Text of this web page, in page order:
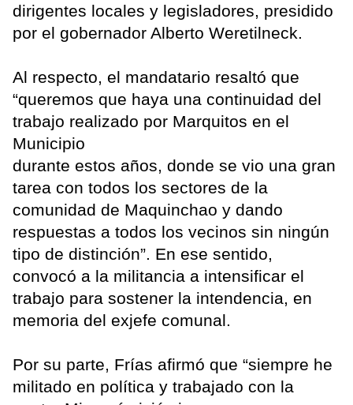
dirigentes locales y legisladores, presidido
por el gobernador Alberto Weretilneck.
Al respecto, el mandatario resaltó que
“queremos que haya una continuidad del
trabajo realizado por Marquitos en el
Municipio
durante estos años, donde se vio una gran
tarea con todos los sectores de la
comunidad de Maquinchao y dando
respuestas a todos los vecinos sin ningún
tipo de distinción”. En ese sentido,
convocó a la militancia a intensificar el
trabajo para sostener la intendencia, en
memoria del exjefe comunal.
Por su parte, Frías afirmó que “siempre he
militado en política y trabajado con la